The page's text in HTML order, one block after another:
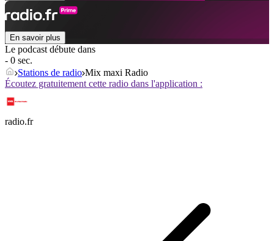
En savoir plus
Le podcast débute dans
- 0 sec.
Stations de radio Mix maxi Radio
Écoutez gratuitement cette radio dans l'application :
radio.fr